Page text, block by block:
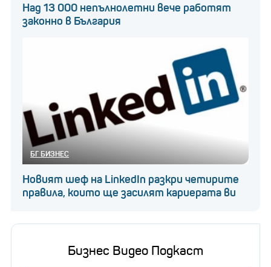
Над 13 000 непълнолетни вече работят
законно в България
БГ БИЗНЕС
Новият шеф на LinkedIn разкри четирите
правила, които ще засилят кариерата ви
Бизнес Видео Подкаст